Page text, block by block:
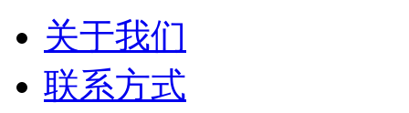
关于我们
联系方式